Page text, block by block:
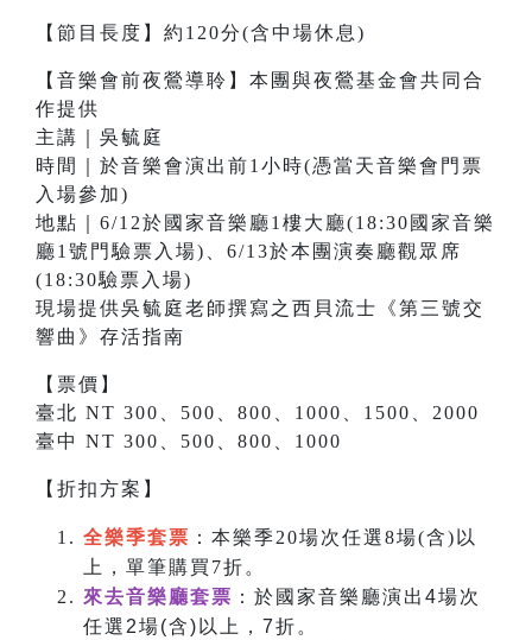
【節目長度】約120分(含中場休息)
【音樂會前夜鶯導聆】本團與夜鶯基金會共同合
作提供
主講｜吳毓庭
時間｜於音樂會演出前1小時(憑當天音樂會門票
入場參加)
地點｜6/12於國家音樂廳1樓大廳(18:30國家音樂
廳1號門驗票入場)、6/13於本團演奏廳觀眾席
(18:30驗票入場)
現場提供吳毓庭老師撰寫之 西貝流士 《第三號交
響曲 》存活指南
【票價】
臺北 NT 300、500、800、1000、1500、2000
臺中 NT 300、500、800、1000
【折扣方案】
全樂季套票 ：本樂季20場次任選8場(含)以
上，單筆購買7折。
來去音樂廳套票 ：於國家音樂廳演出4場次
任選2場(含)以上，7折。